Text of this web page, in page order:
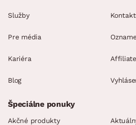
Služby
Pre média
Kariéra
Blog
Špeciálne ponuky
Akčné produkty